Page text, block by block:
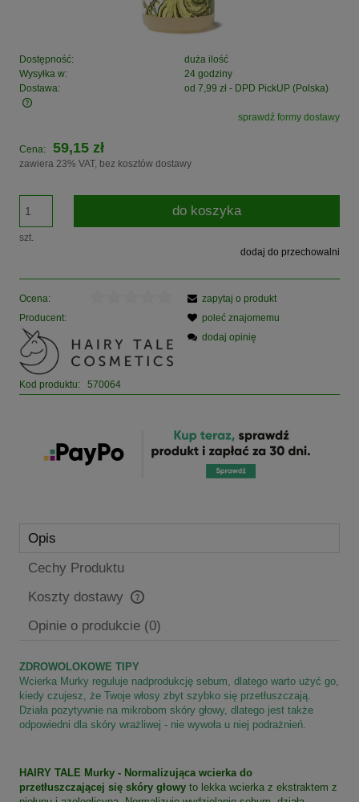
Dostępność:
duża ilość
Wysyłka w:
24 godziny
Dostawa:
od 7,99 zł - DPD PickUP (Polska)
Cena nie zawiera ewentualnych kosztów płatnościsprawdź formy dostawy
Cena: 59,15 zł
zawiera 23% VAT, bez kosztów dostawy
szt.
do koszyka
dodaj do przechowalni
Ocena:
Producent:
Kod produktu: 570064
zapytaj o produkt
poleć znajomemu
dodaj opinię
Opis
Cechy Produktu
Koszty dostawy
Cena nie zawiera ewentualnych kosztów płatności
Opinie o produkcie (0)
ZDROWOLOKOWE TIPY
Wcierka Murky reguluje nadprodukcję sebum, dlatego warto użyć go,
kiedy czujesz, że Twoje włosy zbyt szybko się przetłuszczają.
Działa pozytywnie na mikrobom skóry głowy, dlatego jest także
odpowiedni dla skóry wrażliwej - nie wywoła u niej podrażnień.
HAIRY TALE Murky - Normalizująca wcierka do
przetłuszczającej się skóry głowy to lekka wcierka z ekstraktem z